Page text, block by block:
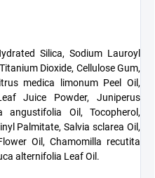
Silica, Sodium Lauroyl
Dioxide, Cellulose Gum,
medica limonum Peel Oil,
Juice Powder, Juniperus
angustifolia Oil, Tocopherol,
Palmitate, Salvia sclarea Oil,
Oil, Chamomilla recutita
alternifolia Leaf Oil.